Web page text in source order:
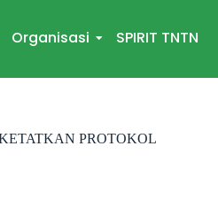
Organisasi SPIRIT TNTN
PROTOKOL